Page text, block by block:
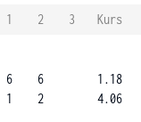
1 2 3
Kurs
6
1
6
2
1.18
4.06